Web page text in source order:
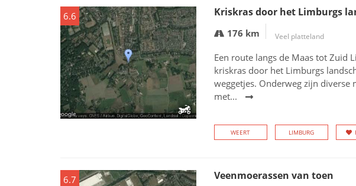
6.6 Kriskras door het Limburgs
176 km Veel platteland
Een route langs de Maas tot Zuid
kriskras door het Limburgs
weggetjes. Onderweg zijn
met...
WEERT LIMBURG
6.7 Veenmoerassen van toen